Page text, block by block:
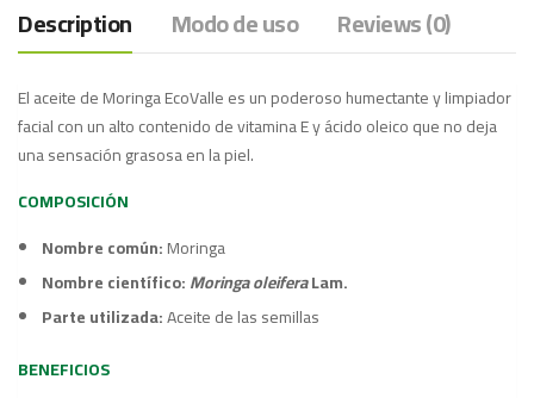
Description Modo de uso Reviews (0)
El aceite de Moringa EcoValle es un poderoso humectante y limpiador
facial con un alto contenido de vitamina E y ácido oleico que no deja
una sensación grasosa en la piel.
COMPOSICIÓN
Nombre común:Moringa
Nombre científico:Moringa oleiferaLam.
Parte utilizada:Aceite de las semillas
BENEFICIOS